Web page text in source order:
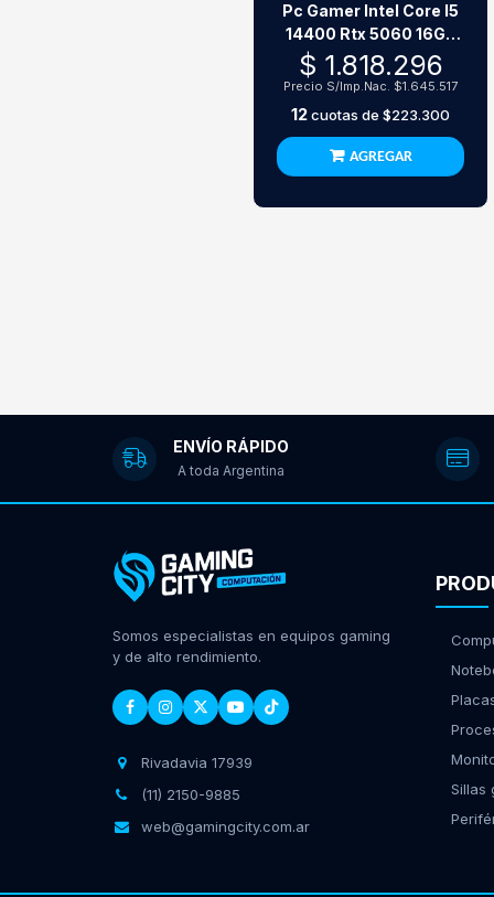
Pc Gamer Intel Core I5
14400 Rtx 5060 16Gb
Ssd 1Tb
$ 1.818.296
Precio S/Imp.Nac. $1.645.517
12cuotas de $223.300
AGREGAR
ENVÍO RÁPIDO
A toda Argentina
Somos especialistas en equipos gaming
y de alto rendimiento.
Rivadavia 17939
(11) 2150-9885
web@gamingcity.com.ar
Sillas